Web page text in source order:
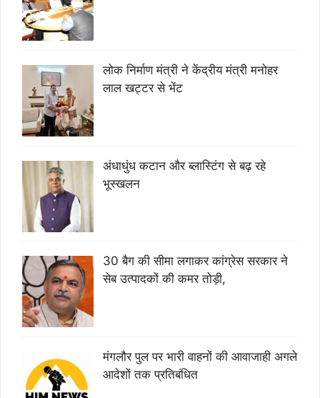
लोक निर्माण मंत्री ने केंद्रीय मंत्री मनोहर
लाल खट्टर से भेंट
अंधाधुंध कटान और ब्लास्टिंग से बढ़ रहे
भूस्खलन
30 बैग की सीमा लगाकर कांग्रेस सरकार ने
सेब उत्पादकों की कमर तोड़ी,
मंगलौर पुल पर भारी वाहनों की आवाजाही अगले
आदेशों तक प्रतिबंधित